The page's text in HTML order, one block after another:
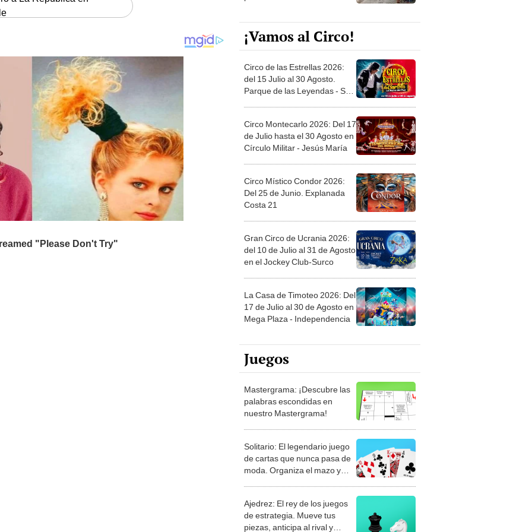
¡Vamos al Circo!
Circo de las Estrellas 2026:
del 15 Julio al 30 Agosto.
Parque de las Leyendas - San
Circo Montecarlo 2026: Del 17
de Julio hasta el 30 Agosto en
Círculo Militar - Jesús María
Circo Místico Condor 2026:
Del 25 de Junio. Explanada
Costa 21
Gran Circo de Ucrania 2026:
del 10 de Julio al 31 de Agosto
en el Jockey Club-Surco
La Casa de Timoteo 2026: Del
17 de Julio al 30 de Agosto en
Mega Plaza - Independencia
Juegos
Mastergrama: ¡Descubre las
palabras escondidas en
nuestro Mastergrama!
Solitario: El legendario juego
de cartas que nunca pasa de
moda. Organiza el mazo y
Ajedrez: El rey de los juegos
de estrategia. Mueve tus
piezas, anticipa al rival y